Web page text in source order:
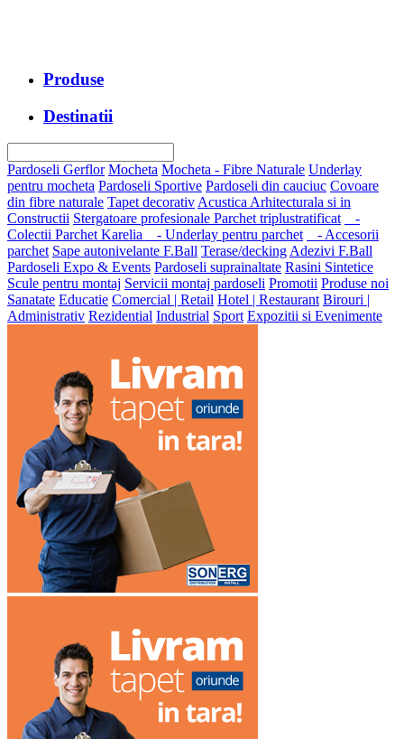
Produse
Destinatii
Pardoseli Gerflor Mocheta Mocheta - Fibre Naturale Underlay
pentru mocheta Pardoseli Sportive Pardoseli din cauciuc Covoare
din fibre naturale Tapet decorativAcustica Arhitecturala si in
Constructii Stergatoare profesionale Parchet triplustratificat
-
Colectii Parchet Karelia
- Underlay pentru parchet
- Accesorii
parchet Sape autonivelante F.Ball Terase/deckingAdezivi F.Ball
Pardoseli Expo & Events Pardoseli suprainaltate Rasini Sintetice
Scule pentru montaj Servicii montaj pardoseli Promotii Produse noi
Sanatate Educatie Comercial | Retail Hotel | Restaurant Birouri |
Administrativ Rezidential Industrial Sport Expozitii si Evenimente